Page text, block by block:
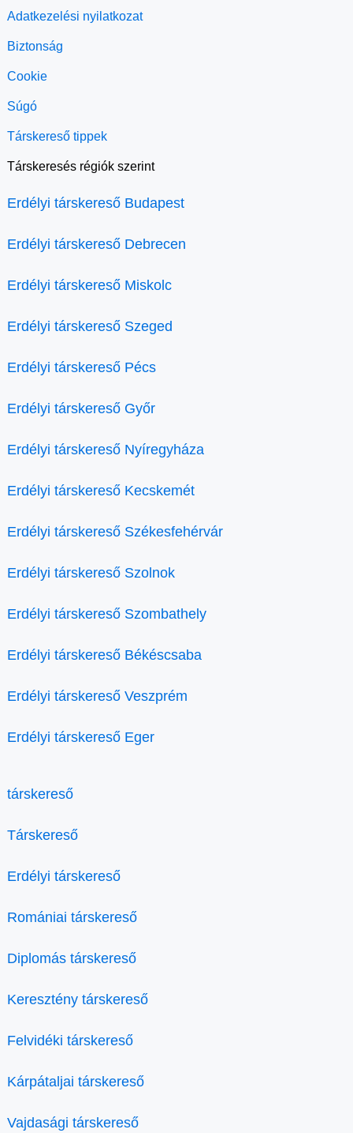
Adatkezelési nyilatkozat
Biztonság
Cookie
Súgó
Társkereső tippek
Társkeresés régiók szerint
Erdélyi társkereső Budapest
Erdélyi társkereső Debrecen
Erdélyi társkereső Miskolc
Erdélyi társkereső Szeged
Erdélyi társkereső Pécs
Erdélyi társkereső Győr
Erdélyi társkereső Nyíregyháza
Erdélyi társkereső Kecskemét
Erdélyi társkereső Székesfehérvár
Erdélyi társkereső Szolnok
Erdélyi társkereső Szombathely
Erdélyi társkereső Békéscsaba
Erdélyi társkereső Veszprém
Erdélyi társkereső Eger
társkereső
Társkereső
Erdélyi társkereső
Romániai társkereső
Diplomás társkereső
Keresztény társkereső
Felvidéki társkereső
Kárpátaljai társkereső
Vajdasági társkereső